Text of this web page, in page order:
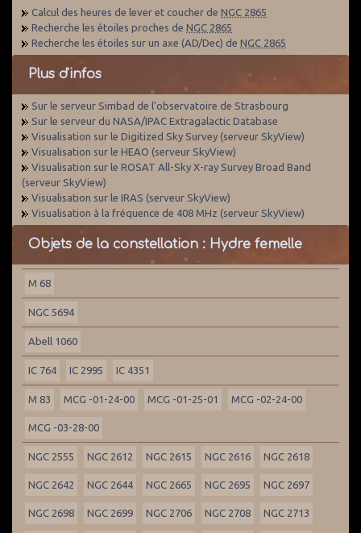
Calcul des heures de lever et coucher de NGC 2865
Recherche les étoiles proches de NGC 2865
Recherche les étoiles sur un axe (AD/Dec) de NGC 2865
Plus d'infos
Sur le serveur Simbad de l'observatoire de Strasbourg
Sur le serveur du NASA/IPAC Extragalactic Database
Visualisation sur le Digitized Sky Survey (serveur SkyView)
Visualisation sur le HEAO (serveur SkyView)
Visualisation sur le ROSAT All-Sky X-ray Survey Broad Band
(serveur SkyView)
Visualisation sur le IRAS (serveur SkyView)
Visualisation à la fréquence de 408 MHz (serveur SkyView)
Objets de la constellation : Hydre femelle
M 68
NGC 5694
Abell 1060
IC 764 IC 2995 IC 4351
M 83 MCG -01-24-00 MCG -01-25-01 MCG -02-24-00
MCG -03-28-00
NGC 2555 NGC 2612 NGC 2615 NGC 2616 NGC 2618
NGC 2642 NGC 2644 NGC 2665 NGC 2695 NGC 2697
NGC 2698 NGC 2699 NGC 2706 NGC 2708 NGC 2713